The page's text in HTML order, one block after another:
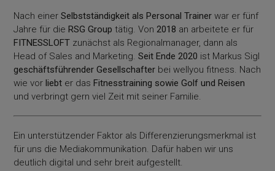
Nach einerSelbstständigkeit als Personal Trainer war er fünf
Jahre für dieRSG Group tätig. Von 2018 an arbeitete er für
FITNESSLOFT zunächst als Regionalmanager, dann als
Head of Sales and Marketing.Seit Ende 2020 ist Markus Sigl
geschäftsführender Gesellschafter bei wellyou fitness. Nach
wie vorliebt er dasFitnesstraining sowie Golf und Reisen
und verbringt gern viel Zeit mit seiner Familie.
Ein unterstützender Faktor als Differenzierungsmerkmal ist
für uns die Mediakommunikation. Dafür haben wir uns
deutlich digital und sehr breit aufgestellt.